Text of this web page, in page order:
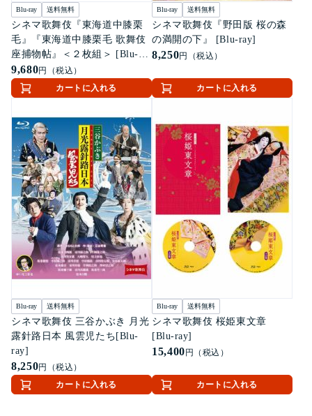
Blu-ray 送料無料
シネマ歌舞伎『東海道中膝栗
毛』『東海道中膝栗毛 歌舞伎
座捕物帖』＜２枚組＞ [Blu-
ray]
9,680円（税込）
カートに入れる
Blu-ray 送料無料
シネマ歌舞伎『野田版 桜の森
の満開の下』 [Blu-ray]
8,250円（税込）
カートに入れる
Blu-ray 送料無料
シネマ歌舞伎 三谷かぶき 月光
露針路日本 風雲児たち[Blu-
ray]
8,250円（税込）
カートに入れる
Blu-ray 送料無料
シネマ歌舞伎 桜姫東文章
[Blu-ray]
15,400 円（税込）
カートに入れる